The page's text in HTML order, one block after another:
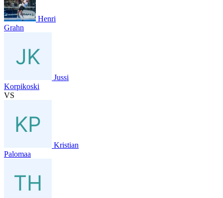
Henri
Grahn
Jussi
Korpikoski
VS
Kristian
Palomaa